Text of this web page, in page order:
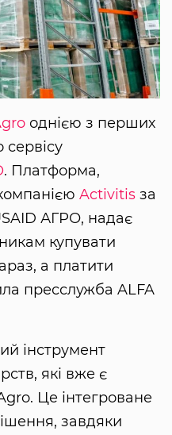
однією з перших
. Платформа,
Activitis за
АГРО, надає
купувати
а платити
пресслужба ALFA
інструмент
які вже є
Це інтегроване
завдяки